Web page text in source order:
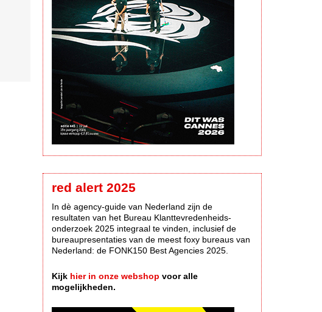
red alert 2025
In dè agency-guide van Nederland zijn de
resultaten van het Bureau Klanttevredenheids-
onderzoek 2025 integraal te vinden, inclusief de
bureaupresentaties van de meest foxy bureaus van
Nederland: de FONK150 Best Agencies 2025.
Kijk hier in onze webshop voor alle
mogelijkheden.